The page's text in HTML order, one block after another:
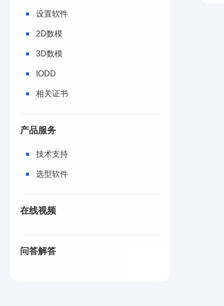
设置软件
2D数模
3D数模
IODD
相关证书
产品服务
技术支持
选型软件
在线视频
问答解答